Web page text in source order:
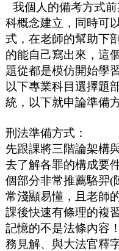
我個人的備考方式
科概念建立，同時可
式，在老師的幫助下
的能自己寫出來，這
題從都是模仿開始學習
以下專業科目選擇題
統，以下就申論準備
刑法準備方式：
先跟課將三階論架構
去了解各罪的構成要
個部分非常推薦駱羿(
常淺顯易懂，且老師
課後快速有條理的複
記憶的不是法條內容
務見解、與大法官釋